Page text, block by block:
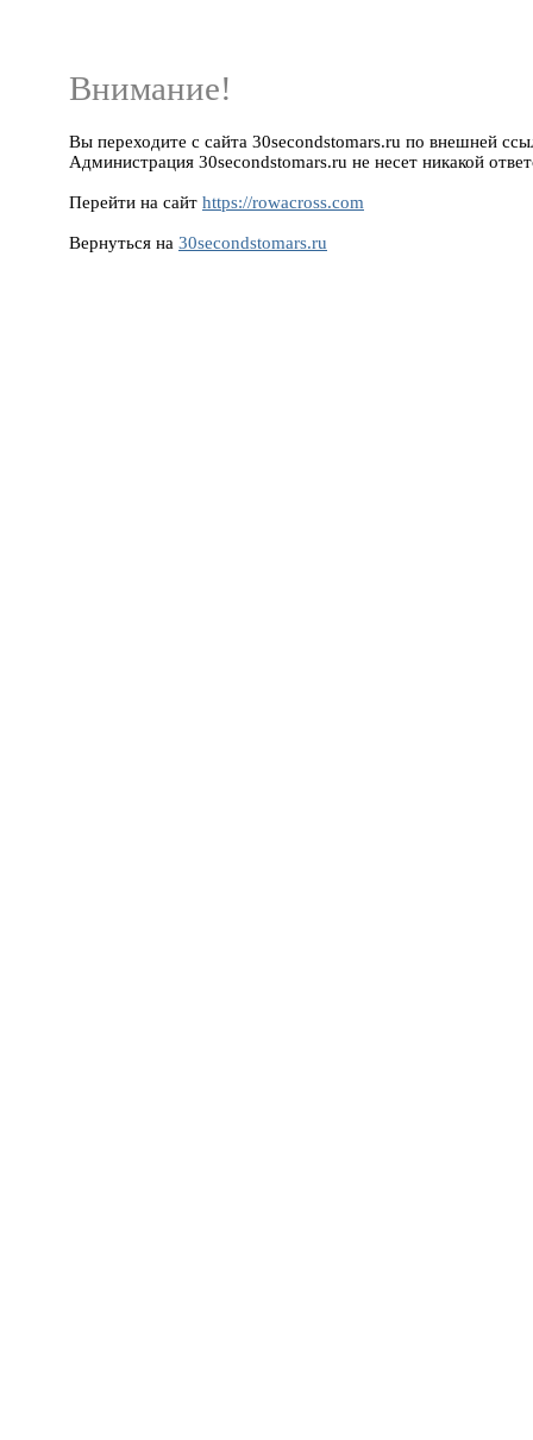
Внимание!
Вы переходите с сайта 30secondstomars.ru по внешней
Администрация 30secondstomars.ru не несет никакой
Перейти на сайт https://rowacross.com
Вернуться на 30secondstomars.ru